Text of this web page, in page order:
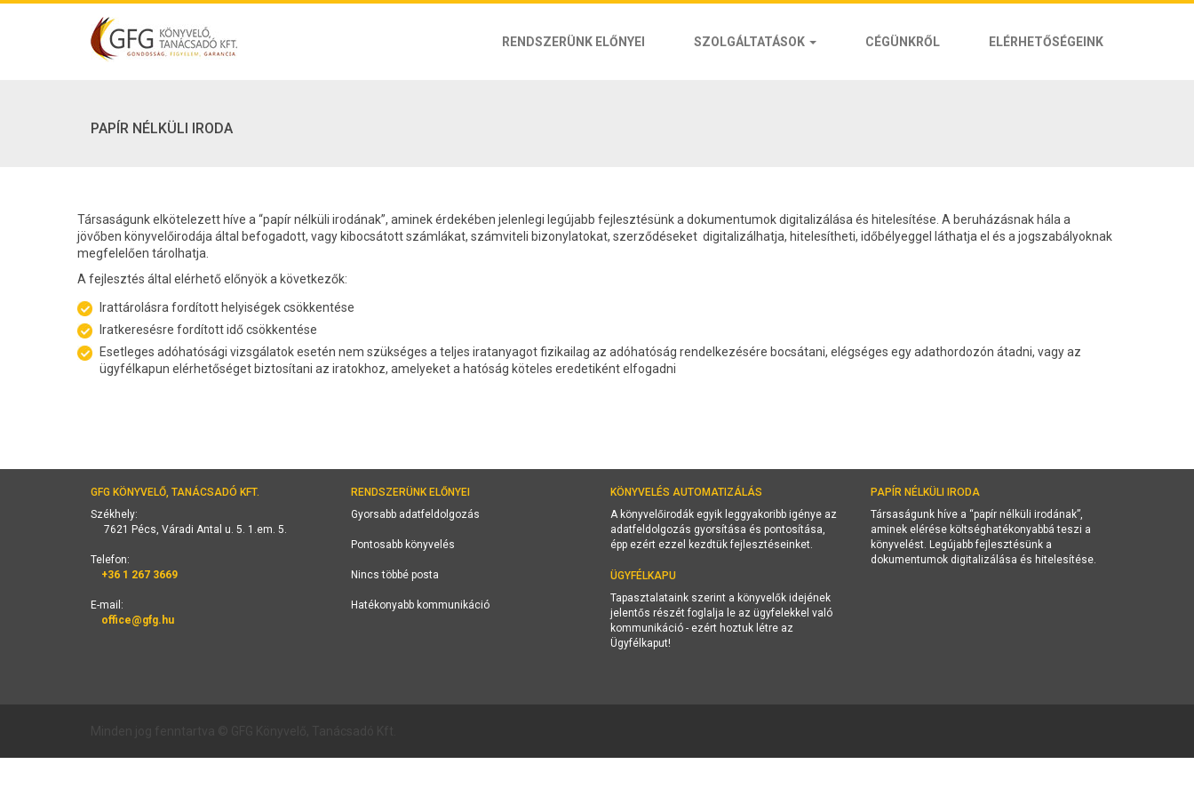
RENDSZERÜNK ELŐNYEI SZOLGÁLTATÁSOK CÉGÜNKRŐL ELÉRHETŐSÉGEINK
PAPÍR NÉLKÜLI IRODA
Társaságunk elkötelezett híve a “papír nélküli irodának”, aminek érdekében jelenlegi legújabb fejlesztésünk a dokumentumok digitalizálása és hitelesítése. A beruházásnak hála a
jövőben könyvelőirodája által befogadott, vagy kibocsátott számlákat, számviteli bizonylatokat, szerződéseket digitalizálhatja, hitelesítheti, időbélyeggel láthatja el és a jogszabályoknak
megfelelően tárolhatja.
A fejlesztés által elérhető előnyök a következők:
Irattárolásra fordított helyiségek csökkentése
Iratkeresésre fordított idő csökkentése
Esetleges adóhatósági vizsgálatok esetén nem szükséges a teljes iratanyagot fizikailag az adóhatóság rendelkezésére bocsátani, elégséges egy adathordozón átadni, vagy az
ügyfélkapun elérhetőséget biztosítani az iratokhoz, amelyeket a hatóság köteles eredetiként elfogadni
GFG KÖNYVELŐ, TANÁCSADÓ KFT.
Székhely:
7621 Pécs, Váradi Antal u. 5. 1.em. 5.
Telefon:
+36 1 267 3669
E-mail:
office@gfg.hu
RENDSZERÜNK ELŐNYEI
Gyorsabb adatfeldolgozás
Pontosabb könyvelés
Nincs többé posta
Hatékonyabb kommunikáció
KÖNYVELÉS AUTOMATIZÁLÁS
A könyvelőirodák egyik leggyakoribb igénye az
adatfeldolgozás gyorsítása és pontosítása,
épp ezért ezzel kezdtük fejlesztéseinket.
ÜGYFÉLKAPU
Tapasztalataink szerint a könyvelők idejének
jelentős részét foglalja le az ügyfelekkel való
kommunikáció - ezért hoztuk létre az
Ügyfélkaput!
PAPÍR NÉLKÜLI IRODA
Társaságunk híve a “papír nélküli irodának”,
aminek elérése költséghatékonyabbá teszi a
könyvelést. Legújabb fejlesztésünk a
dokumentumok digitalizálása és hitelesítése.